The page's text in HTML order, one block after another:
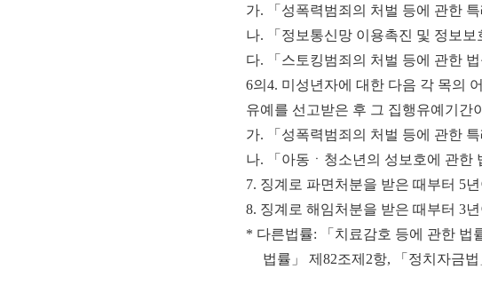
가. 「 성폭력범죄의 처벌 등에 관한 특
나. 「 정보통신망 이용촉진 및 정보보
다. 「 스토킹범죄의 처벌 등에 관한
6의 4. 미성년자에 대한 다음 각 목의
유예를 선고받은 후 그 집행유예기간
가. 「 성폭력범죄의 처벌 등에 관한 특
나. 「 아동ㆍ청소년의 성보호에 관한
7. 징계로 파면처분을 받은 때부터 5
8. 징계로 해임처분을 받은 때부터 3
* 다른법률: 「치료감호 등에 관한 법
법률」 제82조제2항, 「정치자금법